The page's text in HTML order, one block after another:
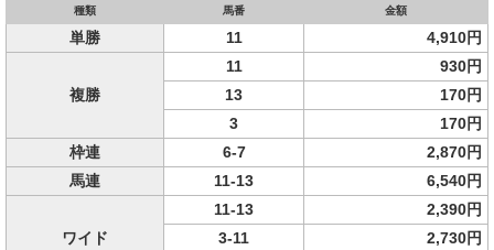
種類 馬番 金額
単勝 11 4,910円
複勝
11
930円
13
170円
3
170円
枠連
6-7
2,870円
馬連
11-13 6,540円
ワイド
11-13
2,390円
3-11
2,730円